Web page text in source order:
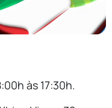
às 17:30h.